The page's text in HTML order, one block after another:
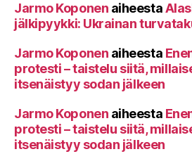
Jarmo Koponen aiheesta
jälkipyykki: Ukrainan
Jarmo Koponen aiheesta
protesti – taistelu siitä,
itsenäistyy sodan jälkeen
Jarmo Koponen aiheesta
protesti – taistelu siitä,
itsenäistyy sodan jälkeen